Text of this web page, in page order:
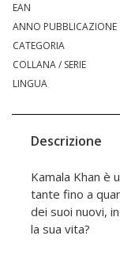
EAN
ANNO PUBBLICAZIONE
CATEGORIA
COLLANA / SERIE
LINGUA
Descrizione
Kamala Khan è
tante fino a
dei suoi nuovi,
la sua vita?